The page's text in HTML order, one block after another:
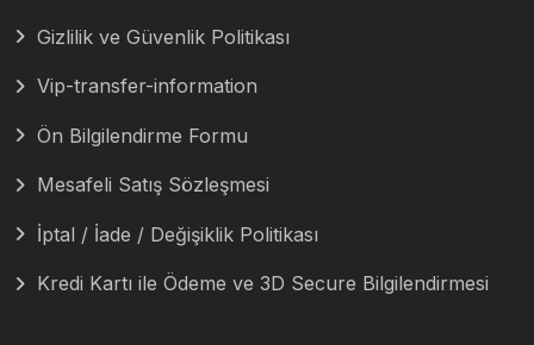
Gizlilik ve Güvenlik Politikası
Vip-transfer-information
Ön Bilgilendirme Formu
Mesafeli Satış Sözleşmesi
İptal / İade / Değişiklik Politikası
Kredi Kartı ile Ödeme ve 3D Secure Bilgilendirmesi